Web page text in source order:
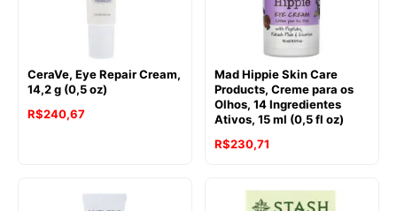
CeraVe, Eye Repair Cream,
14,2 g (0,5 oz)
R$240,67
Mad Hippie Skin Care
Products, Creme para os
Olhos, 14 Ingredientes
Ativos, 15 ml (0,5 fl oz)
R$230,71